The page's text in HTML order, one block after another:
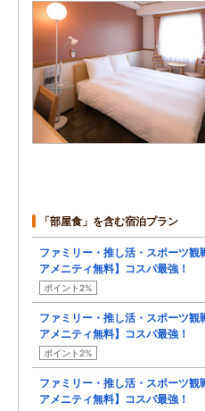
「部屋食」を含む宿泊プラン
ファミリー・推し活・スポーツ観
アメニティ無料】コスパ最強！
ポイント2%
ファミリー・推し活・スポーツ観
アメニティ無料】コスパ最強！
ポイント2%
ファミリー・推し活・スポーツ観
アメニティ無料】コスパ最強！